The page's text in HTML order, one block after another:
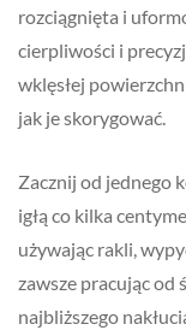
rozciągnięta i
cierpliwości i
wklęsłej
jak je skorygować.
Zacznij od jednego
igłą co kilka
używając rakli,
zawsze pracując od
najbliższego